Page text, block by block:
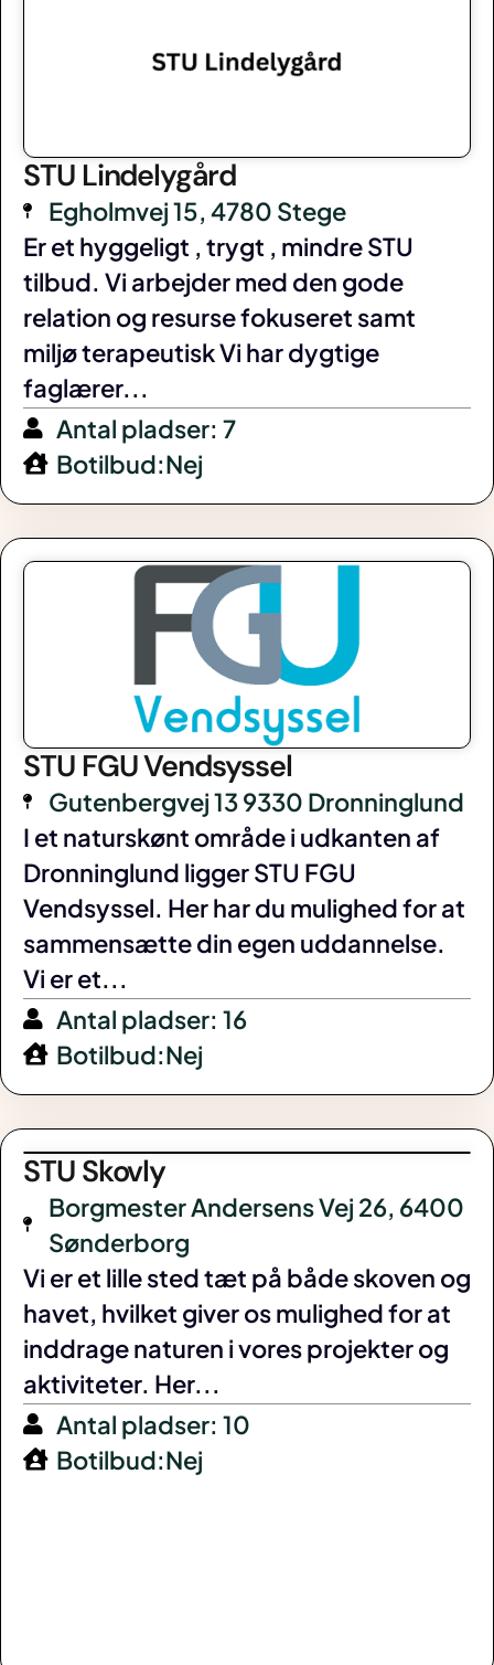
STU Lindelygård
Egholmvej 15, 4780 Stege
Er et hyggeligt , trygt , mindre STU
tilbud. Vi arbejder med den gode
relation og resurse fokuseret samt
miljø terapeutisk Vi har dygtige
faglærer...
Antal pladser: 7
Botilbud:Nej
STU FGU Vendsyssel
Gutenbergvej 13 9330 Dronninglund
I et naturskønt område i udkanten af
Dronninglund ligger STU FGU
Vendsyssel. Her har du mulighed for at
sammensætte din egen uddannelse.
Vi er et...
Antal pladser: 16
Botilbud:Nej
STU Skovly
Borgmester Andersens Vej 26, 6400
Sønderborg
Vi er et lille sted tæt på både skoven og
havet, hvilket giver os mulighed for at
inddrage naturen i vores projekter og
aktiviteter. Her...
Antal pladser: 10
Botilbud:Nej